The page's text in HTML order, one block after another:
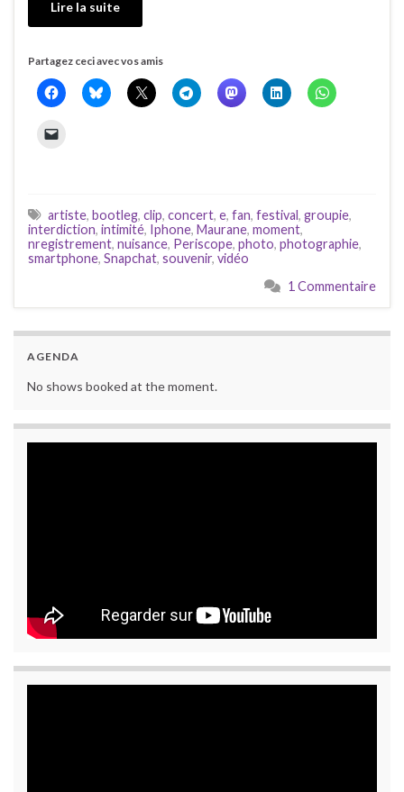
Lire la suite
Partagez ceci avec vos amis
artiste, bootleg, clip, concert, e, fan, festival, groupie,
interdiction, intimité, Iphone, Maurane, moment,
nregistrement, nuisance, Periscope, photo, photographie,
smartphone, Snapchat, souvenir, vidéo
1 Commentaire
AGENDA
No shows booked at the moment.